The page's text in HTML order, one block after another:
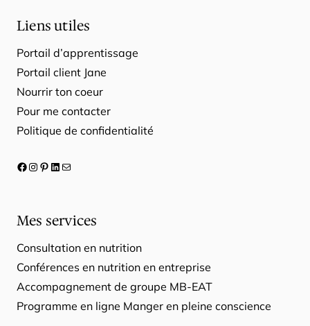
Liens utiles
Portail d’apprentissage
Portail client Jane
Nourrir ton coeur
Pour me contacter
Politique de confidentialité
Facebook
Instagram
Pinterest
LinkedIn
E-mail
Mes services
Consultation en nutrition
Conférences en nutrition en entreprise
Accompagnement de groupe MB-EAT
Programme en ligne Manger en pleine conscience